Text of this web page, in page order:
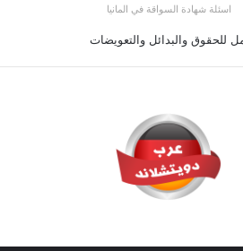
اسئلة شهادة السواقة في المانيا